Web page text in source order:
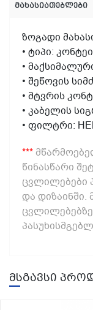
მახასიათებლები
ზოგადი
• ტიპი:
•
• შეწოვის
• მტვრის
• კაბელის
• ფილტრი:
***
წინასწარი
ცვლილებები
და
მსგავსი